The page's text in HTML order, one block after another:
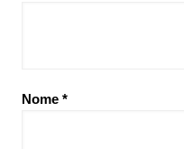
Nome *